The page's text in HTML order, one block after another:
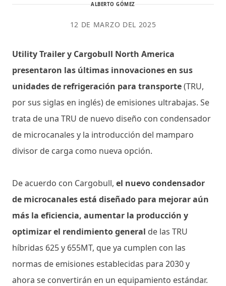
ALBERTO GÓMEZ
12 DE MARZO DEL 2025
Utility Trailer y Cargobull North America
presentaron las últimas innovaciones en sus
unidades de refrigeración para transporte(TRU,
por sus siglas en inglés) de emisiones ultrabajas. Se
trata de una TRU de nuevo diseño con condensador
de microcanales y la introducción del mamparo
divisor de carga como nueva opción.
De acuerdo con Cargobull, el nuevo condensador
de microcanales está diseñado para mejorar aún
más la eficiencia, aumentar la producción y
optimizar el rendimiento general de las TRU
híbridas 625 y 655MT, que ya cumplen con las
normas de emisiones establecidas para 2030 y
ahora se convertirán en un equipamiento estándar.